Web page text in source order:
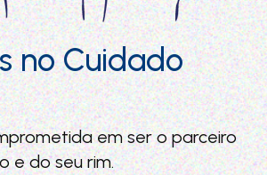
no Cuidado
em ser o parceiro
e do seu rim.